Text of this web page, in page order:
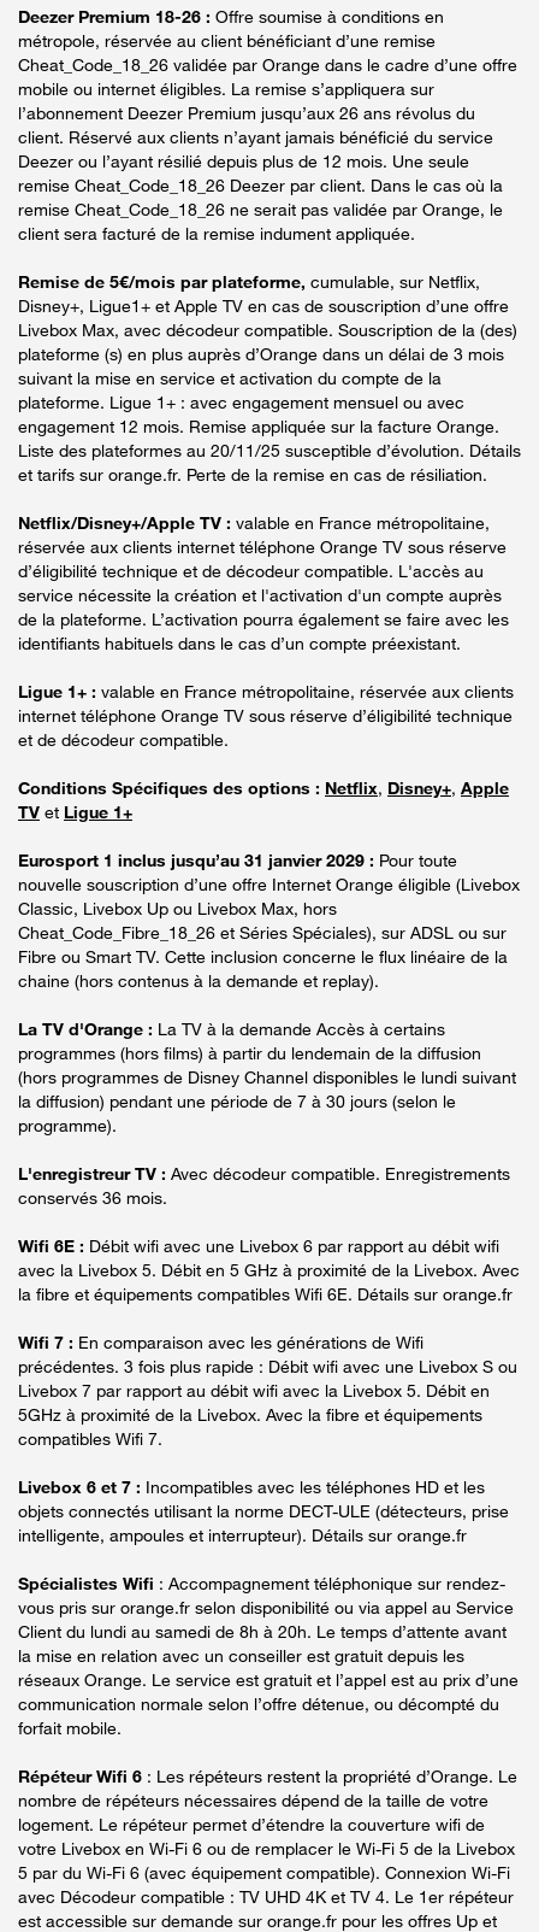
Deezer Premium 18-26 : Offre soumise à conditions en
métropole, réservée au client bénéficiant d’une remise
Cheat_Code_18_26 validée par Orange dans le cadre d’une offre
mobile ou internet éligibles. La remise s’appliquera sur
l’abonnement Deezer Premium jusqu’aux 26 ans révolus du
client. Réservé aux clients n’ayant jamais bénéficié du service
Deezer ou l’ayant résilié depuis plus de 12 mois. Une seule
remise Cheat_Code_18_26 Deezer par client. Dans le cas où la
remise Cheat_Code_18_26 ne serait pas validée par Orange, le
client sera facturé de la remise indument appliquée.
Remise de 5€/mois par plateforme, cumulable, sur Netflix,
Disney+, Ligue1+ et Apple TV en cas de souscription d’une offre
Livebox Max, avec décodeur compatible. Souscription de la (des)
plateforme (s) en plus auprès d’Orange dans un délai de 3 mois
suivant la mise en service et activation du compte de la
plateforme. Ligue 1+ : avec engagement mensuel ou avec
engagement 12 mois. Remise appliquée sur la facture Orange.
Liste des plateformes au 20/11/25 susceptible d’évolution. Détails
et tarifs sur orange.fr. Perte de la remise en cas de résiliation.
Netflix/Disney+/Apple TV : valable en France métropolitaine,
réservée aux clients internet téléphone Orange TV sous réserve
d’éligibilité technique et de décodeur compatible. L'accès au
service nécessite la création et l'activation d'un compte auprès
de la plateforme. L’activation pourra également se faire avec les
identifiants habituels dans le cas d’un compte préexistant.
Ligue 1+ : valable en France métropolitaine, réservée aux clients
internet téléphone Orange TV sous réserve d’éligibilité technique
et de décodeur compatible.
Conditions Spécifiques des options : Netflix, Disney+, Apple
TV et Ligue 1+
Eurosport 1 inclus jusqu’au 31 janvier 2029 : Pour toute
nouvelle souscription d’une offre Internet Orange éligible (Livebox
Classic, Livebox Up ou Livebox Max, hors
Cheat_Code_Fibre_18_26 et Séries Spéciales), sur ADSL ou sur
Fibre ou Smart TV. Cette inclusion concerne le flux linéaire de la
chaine (hors contenus à la demande et replay).
La TV d'Orange : La TV à la demande Accès à certains
programmes (hors films) à partir du lendemain de la diffusion
(hors programmes de Disney Channel disponibles le lundi suivant
la diffusion) pendant une période de 7 à 30 jours (selon le
programme).
L'enregistreur TV : Avec décodeur compatible. Enregistrements
conservés 36 mois.
Wifi 6E : Débit wifi avec une Livebox 6 par rapport au débit wifi
avec la Livebox 5. Débit en 5 GHz à proximité de la Livebox. Avec
la fibre et équipements compatibles Wifi 6E. Détails sur orange.fr
Wifi 7 : En comparaison avec les générations de Wifi
précédentes. 3 fois plus rapide : Débit wifi avec une Livebox S ou
Livebox 7 par rapport au débit wifi avec la Livebox 5. Débit en
5GHz à proximité de la Livebox. Avec la fibre et équipements
compatibles Wifi 7.
Livebox 6 et 7 : Incompatibles avec les téléphones HD et les
objets connectés utilisant la norme DECT-ULE (détecteurs, prise
intelligente, ampoules et interrupteur). Détails sur orange.fr
Spécialistes Wifi : Accompagnement téléphonique sur rendez-
vous pris sur orange.fr selon disponibilité ou via appel au Service
Client du lundi au samedi de 8h à 20h. Le temps d’attente avant
la mise en relation avec un conseiller est gratuit depuis les
réseaux Orange. Le service est gratuit et l’appel est au prix d’une
communication normale selon l’offre détenue, ou décompté du
forfait mobile.
Répéteur Wifi 6 : Les répéteurs restent la propriété d’Orange. Le
nombre de répéteurs nécessaires dépend de la taille de votre
logement. Le répéteur permet d’étendre la couverture wifi de
votre Livebox en Wi-Fi 6 ou de remplacer le Wi-Fi 5 de la Livebox
5 par du Wi-Fi 6 (avec équipement compatible). Connexion Wi-Fi
avec Décodeur compatible : TV UHD 4K et TV 4. Le 1er répéteur
est accessible sur demande sur orange.fr pour les offres Up et